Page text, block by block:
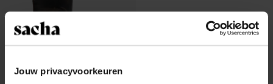
Jouw privacyvoorkeuren